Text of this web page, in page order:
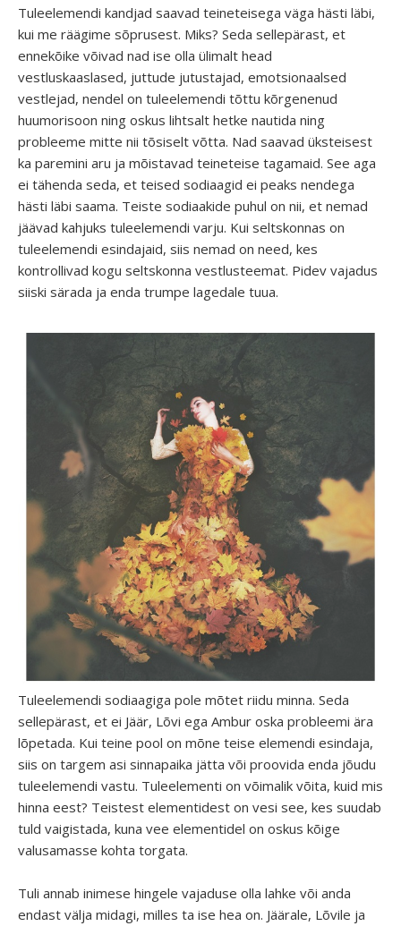
Tuleelemendi kandjad saavad teineteisega väga hästi läbi,
kui me räägime sõprusest. Miks? Seda sellepärast, et
ennekõike võivad nad ise olla ülimalt head
vestluskaaslased, juttude jutustajad, emotsionaalsed
vestlejad, nendel on tuleelemendi tõttu kõrgenenud
huumorisoon ning oskus lihtsalt hetke nautida ning
probleeme mitte nii tõsiselt võtta. Nad saavad üksteisest
ka paremini aru ja mõistavad teineteise tagamaid. See aga
ei tähenda seda, et teised sodiaagid ei peaks nendega
hästi läbi saama. Teiste sodiaakide puhul on nii, et nemad
jäävad kahjuks tuleelemendi varju. Kui seltskonnas on
tuleelemendi esindajaid, siis nemad on need, kes
kontrollivad kogu seltskonna vestlusteemat. Pidev vajadus
siiski särada ja enda trumpe lagedale tuua.
Tuleelemendi sodiaagiga pole mõtet riidu minna. Seda
sellepärast, et ei Jäär, Lõvi ega Ambur oska probleemi ära
lõpetada. Kui teine pool on mõne teise elemendi esindaja,
siis on targem asi sinnapaika jätta või proovida enda jõudu
tuleelemendi vastu. Tuleelementi on võimalik võita, kuid mis
hinna eest? Teistest elementidest on vesi see, kes suudab
tuld vaigistada, kuna vee elementidel on oskus kõige
valusamasse kohta torgata.
Tuli annab inimese hingele vajaduse olla lahke või anda
endast välja midagi, milles ta ise hea on. Jäärale, Lõvile ja